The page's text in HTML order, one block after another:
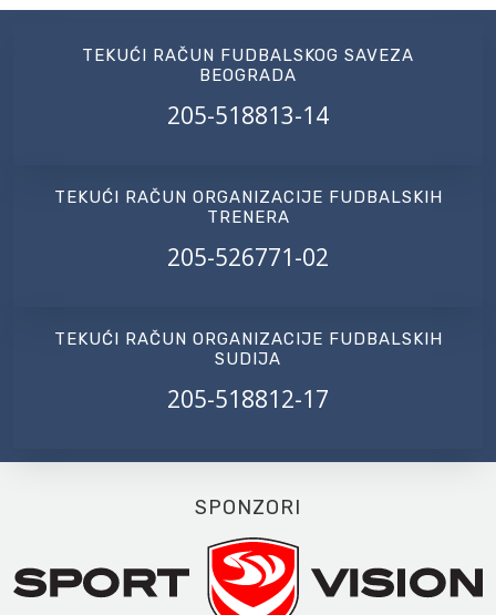
TEKUĆI RAČUN FUDBALSKOG SAVEZA
BEOGRADA
205-518813-14
TEKUĆI RAČUN ORGANIZACIJE FUDBALSKIH
TRENERA
205-526771-02
TEKUĆI RAČUN ORGANIZACIJE FUDBALSKIH
SUDIJA
205-518812-17
SPONZORI